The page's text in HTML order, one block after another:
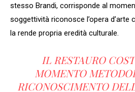
stesso Brandi, corrisponde al
soggettività riconosce l’opera d’arte
la rende propria eredità culturale.
IL RESTAURO
MOMENTO
RICONOSCIMENTO